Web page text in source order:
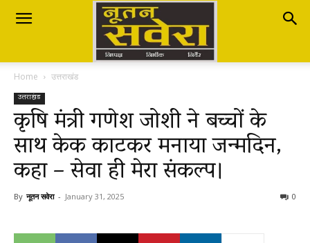
Nutan
Savera
नूतन
सवेरा
Home उत्तराखंड
उत्तराखंड
कृषि मंत्री गणेश जोशी ने बच्चों के
साथ केक काटकर मनाया जन्मदिन,
कहा – सेवा ही मेरा संकल्प।
By नूतन सवेरा - January 31, 2025 0